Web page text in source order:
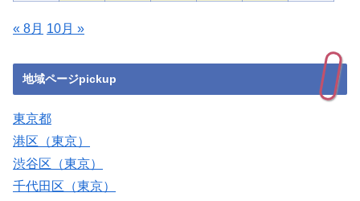
« 8月 10月 »
地域ページpickup
東京都
港区（東京）
渋谷区（東京）
千代田区（東京）